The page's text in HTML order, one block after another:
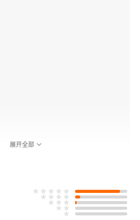
展开全部